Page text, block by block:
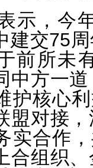
示，今
建交75
前所未
中方一
护核心
盟对接
实合作
合组织